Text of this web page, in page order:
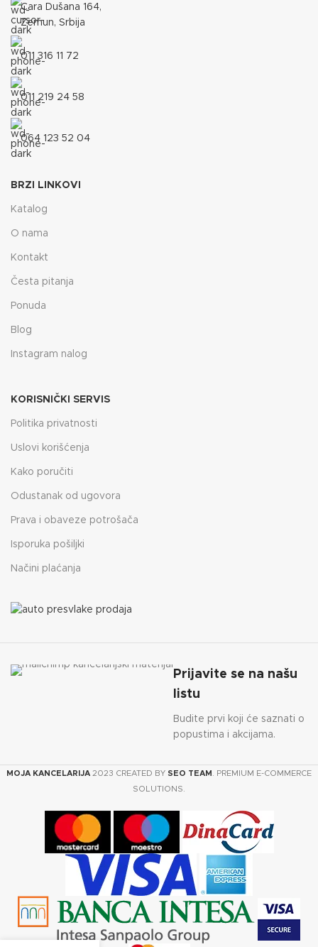
Cara Dušana 164,
Zemun, Srbija
011 316 11 72
011 219 24 58
064 123 52 04
BRZI LINKOVI
Katalog
O nama
Kontakt
Česta pitanja
Ponuda
Blog
Instagram nalog
KORISNIČKI SERVIS
Politika privatnosti
Uslovi korišćenja
Kako poručiti
Odustanak od ugovora
Prava i obaveze potrošača
Isporuka pošiljki
Načini plaćanja
Prijavite se na našu
listu
Budite prvi koji će saznati o
popustima i akcijama.
MOJA KANCELARIJA 2023 CREATED BY SEO TEAM
. PREMIUM E-COMMERCE
SOLUTIONS.